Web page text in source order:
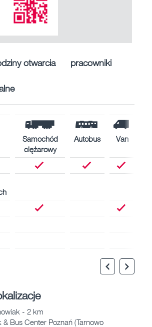
otwarcia pracowniki
Samochód
ciężarowy
Autobus Van
- 2 km
& Bus Center Poznań (Tarnowo